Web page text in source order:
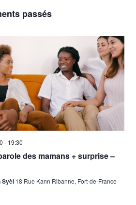
de
vues
passés
- 19:30
des mamans + surprise –
Syèl 18 Rue Kann Ribanne, Fort-de-France